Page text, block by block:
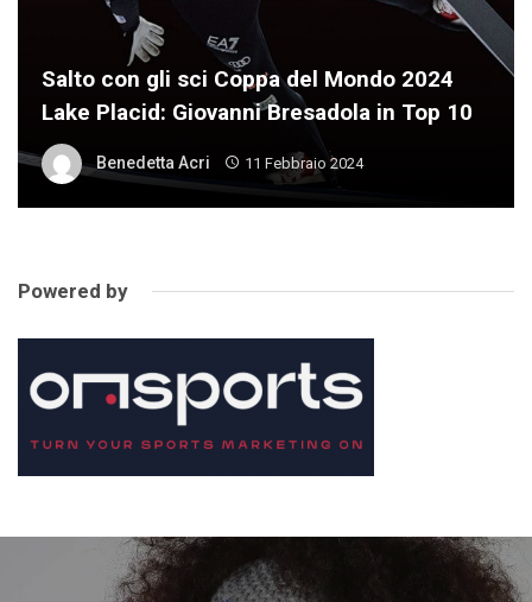
Salto con gli sci Coppa del Mondo 2024
Lake Placid: Giovanni Bresadola in Top 10
Benedetta Acri 11 Febbraio 2024
Powered by